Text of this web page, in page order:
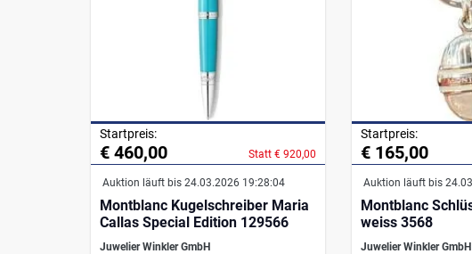
Startpreis:
€ 460,00 Statt € 920,00
Auktion läuft bis 24.03.2026 19:28:04
Montblanc Kugelschreiber Maria
Callas Special Edition 129566
Juwelier Winkler GmbH
Startpreis:
€ 165,00
Auktion läuft bis
Montblanc
weiss 3568
Juwelier Winkler GmbH